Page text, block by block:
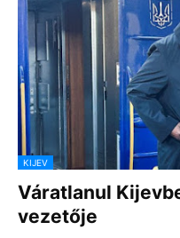
KIJEV
Váratlanul
vezetője